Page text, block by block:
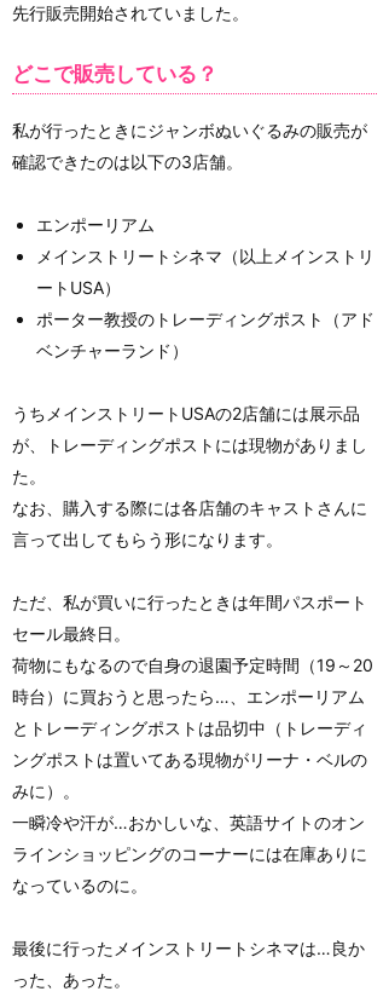
先行販売開始されていました。
どこで販売している？
私が行ったときにジャンボぬいぐるみの販売が
確認できたのは以下の3店舗。
エンポーリアム
メインストリートシネマ（以上メインストリ
ートUSA）
ポーター教授のトレーディングポスト（アド
ベンチャーランド）
うちメインストリートUSAの2店舗には展示品
が、トレーディングポストには現物がありまし
た。
なお、購入する際には各店舗のキャストさんに
言って出してもらう形になります。
ただ、私が買いに行ったときは年間パスポート
セール最終日。
荷物にもなるので自身の退園予定時間（19～20
時台）に買おうと思ったら…、エンポーリアム
とトレーディングポストは品切中（トレーディ
ングポストは置いてある現物がリーナ・ベルの
みに）。
一瞬冷や汗が…おかしいな、英語サイトのオン
ラインショッピングのコーナーには在庫ありに
なっているのに。
最後に行ったメインストリートシネマは…良か
った、あった。